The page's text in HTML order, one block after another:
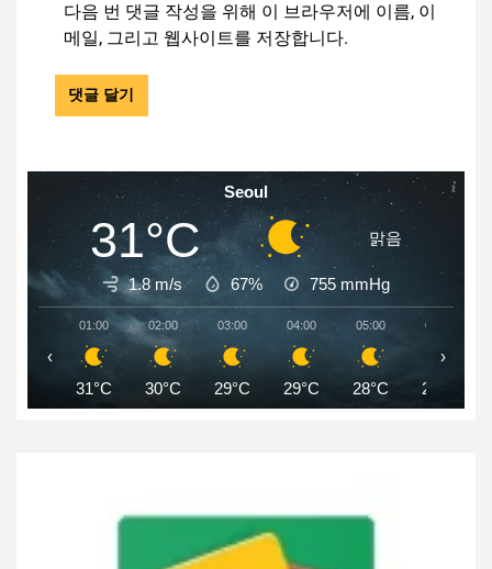
다음 번 댓글 작성을 위해 이 브라우저에 이름, 이
메일, 그리고 웹사이트를 저장합니다.
Seoul
31°C 맑음
1.8 m/s 67% 755 mmHg
01:00
31°C
02:00
30°C
03:00
29°C
04:00
29°C
05:00
28°C
06:00
28°C
‹ ›